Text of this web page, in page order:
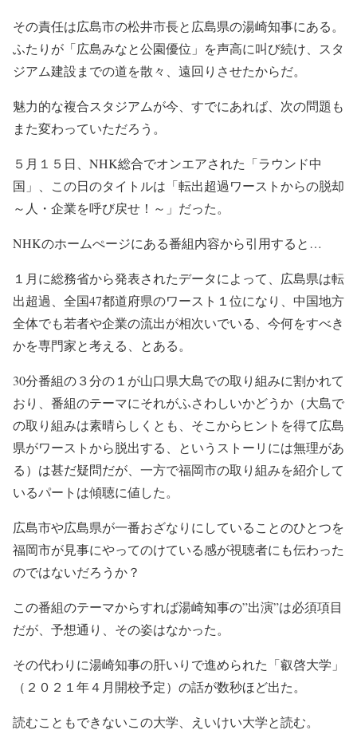
その責任は広島市の松井市長と広島県の湯崎知事にある。
ふたりが「広島みなと公園優位」を声高に叫び続け、スタ
ジアム建設までの道を散々、遠回りさせたからだ。
魅力的な複合スタジアムが今、すでにあれば、次の問題も
また変わっていただろう。
５月１５日、NHK総合でオンエアされた「ラウンド中
国」、この日のタイトルは「転出超過ワーストからの脱却
～人・企業を呼び戻せ！～」だった。
NHKのホームぺージにある番組内容から引用すると…
１月に総務省から発表されたデータによって、広島県は転
出超過、全国47都道府県のワースト１位になり、中国地方
全体でも若者や企業の流出が相次いでいる、今何をすべき
かを専門家と考える、とある。
30分番組の３分の１が山口県大島での取り組みに割かれて
おり、番組のテーマにそれがふさわしいかどうか（大島で
の取り組みは素晴らしくとも、そこからヒントを得て広島
県がワーストから脱出する、というストーリには無理があ
る）は甚だ疑問だが、一方で福岡市の取り組みを紹介して
いるパートは傾聴に値した。
広島市や広島県が一番おざなりにしていることのひとつを
福岡市が見事にやってのけている感が視聴者にも伝わった
のではないだろうか？
この番組のテーマからすれば湯崎知事の”出演”は必須項目
だが、予想通り、その姿はなかった。
その代わりに湯崎知事の肝いりで進められた「叡啓大学」
（２０２１年４月開校予定）の話が数秒ほど出た。
読むこともできないこの大学、えいけい大学と読む。